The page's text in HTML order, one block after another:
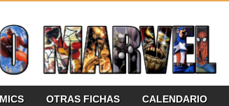
OTRAS FICHAS CALENDARIO